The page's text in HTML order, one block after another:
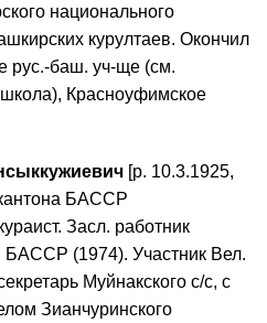
национального
курултаев. Окончил
рус.-баш. уч-ще (см.
Красноуфимское
[р. 10.3.1925,
БАССР
Засл. работник
(1974). Участник Вел.
Муйнакского с/с, с
Зианчуринского